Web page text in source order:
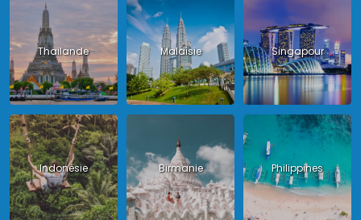
Thailande Malaisie Singapour
Indonésie Birmanie Philippines